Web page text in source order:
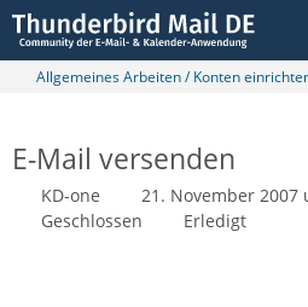
Allgemeines Arbeiten / Konten
E-Mail versenden
KD-one
21. November 2007
Geschlossen
Erledigt